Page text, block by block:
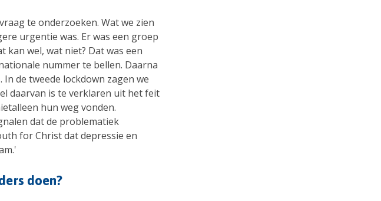
te onderzoeken. Wat we zien
urgentie was. Er was een groep
kan wel, wat niet? Dat was een
nummer te bellen. Daarna
de tweede lockdown zagen we
daarvan is te verklaren uit het feit
hun weg vonden.
dat de problematiek
for Christ dat depressie en
doen?